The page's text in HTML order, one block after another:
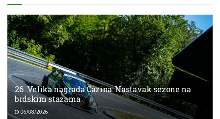
26. Velika nagrada Cazina: Nastavak sezone na
brdskim stazama
06/08/2026